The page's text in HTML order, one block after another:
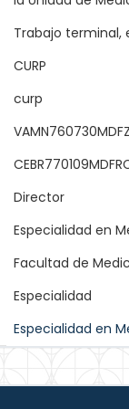
Trabajo terminal,
CURP
curp
Director
Especialidad en
Facultad de
Especialidad
Especialidad en